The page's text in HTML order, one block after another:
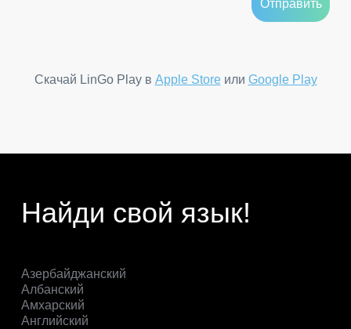
Скачай LinGo Play в Apple Storeили Google Play
Найди свой язык!
Азербайджанский
Албанский
Амхарский
Английский